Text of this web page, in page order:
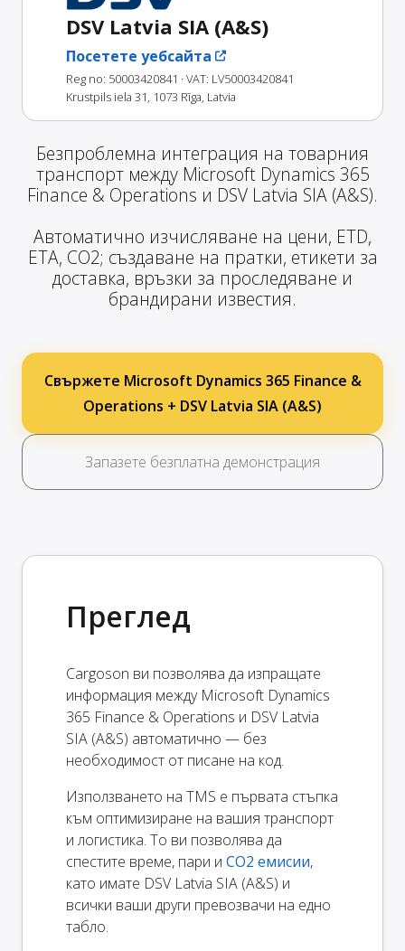
DSV Latvia SIA (A&S)
Посетете уебсайта
Reg no: 50003420841 · VAT: LV50003420841
Krustpils iela 31, 1073 Rīga, Latvia
Безпроблемна интеграция на товарния
транспорт между Microsoft Dynamics 365
Finance & Operations и DSV Latvia SIA (A&S).
Автоматично изчисляване на цени, ETD,
ETA, CO2; създаване на пратки, етикети за
доставка, връзки за проследяване и
брандирани известия.
Свържете Microsoft Dynamics 365 Finance &
Operations + DSV Latvia SIA (A&S)
Запазете безплатна демонстрация
Преглед
Cargoson ви позволява да изпращате
информация между Microsoft Dynamics
365 Finance & Operations и DSV Latvia
SIA (A&S) автоматично — без
необходимост от писане на код.
Използването на TMS е първата стъпка
към оптимизиране на вашия транспорт
и логистика. То ви позволява да
спестите време, пари и CO2 емисии,
като имате DSV Latvia SIA (A&S) и
всички ваши други превозвачи на едно
табло.